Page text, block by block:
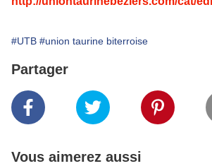
#UTB #union taurine biterroise
Partager
Vous aimerez aussi